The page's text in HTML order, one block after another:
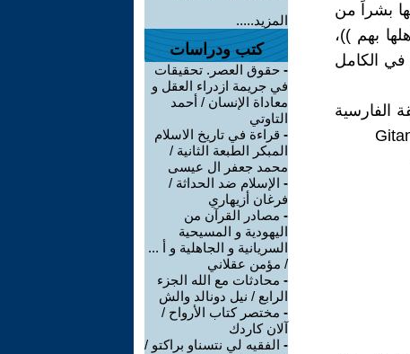
بشراً من
بهم ))،
ابن الأثير في الكامل
الفارسية
المزيد.....
كتب ودراسات
- حقوق العصر. تحقيقات
في جريمة ازدراء العقل و
معاداة الإنسان / أحمد
التاوتي
- قراءة في تاريخ الاسلام
المبكر الطبعة الثانية /
محمد جعفر ال عيسى
- الإسلام ضد الحداثة /
فرغان أزيهاري
- مصادر القرآن من
اليهودية و المسيحية
السريانية و الجاهلية و أ ...
/ مؤمن عقلاني
- محادثات مع الله الجزء
الرابع / نيل دونالد والش
- مختصر كتاب الأرواح /
آلان كاردك
- الفقيه لي نتسناو براكتو /